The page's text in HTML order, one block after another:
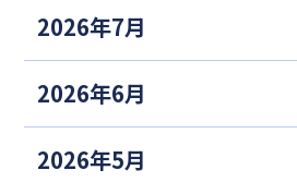
2026年7月
2026年6月
2026年5月